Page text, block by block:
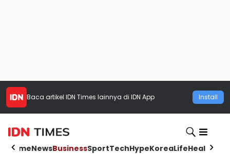
Baca artikel IDN Times lainnya di IDN App Install
HomeNewsBusinessSportTechHypeKoreaLifeHealth